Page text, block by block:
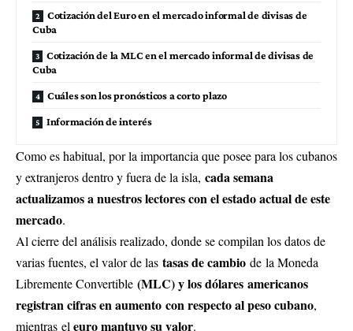
Cotización del Euro en el mercado informal de divisas de
Cuba
Cotización de la MLC en el mercado informal de divisas de
Cuba
Cuáles son los pronósticos a corto plazo
Información de interés
Como es habitual, por la importancia que posee para los cubanos
y extranjeros dentro y fuera de la isla, cada semana
actualizamos a nuestros lectores con el estado actual de este
mercado.
Al cierre del análisis realizado, donde se compilan los datos de
varias fuentes, el valor de las tasas de cambio de la Moneda
Libremente Convertible (MLC)y losdólares americanos
registran cifras en aumento con respecto al peso cubano,
mientras eleuro mantuvo su valor.